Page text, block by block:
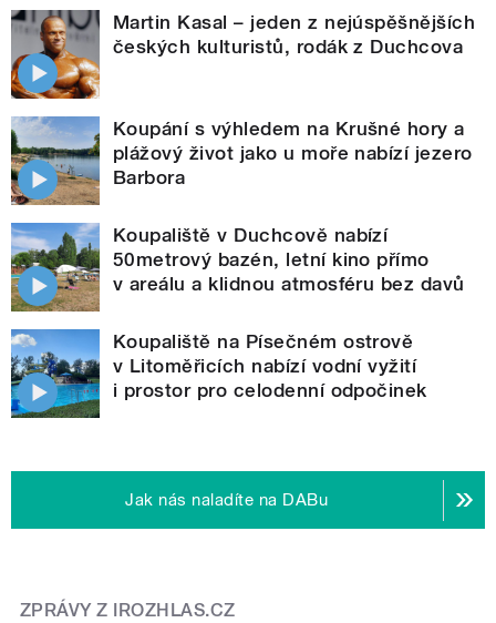
Martin Kasal – jeden z nejúspěšnějších
českých kulturistů, rodák z Duchcova
Koupání s výhledem na Krušné hory a
plážový život jako u moře nabízí jezero
Barbora
Koupaliště v Duchcově nabízí
50metrový bazén, letní kino přímo
v areálu a klidnou atmosféru bez davů
Koupaliště na Písečném ostrově
v Litoměřicích nabízí vodní vyžití
i prostor pro celodenní odpočinek
Jak nás naladíte na DABu
ZPRÁVY Z IROZHLAS.CZ